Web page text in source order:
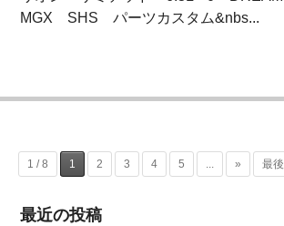
MGX SHS パーツカスタム&nbs...
1 / 8 1 2 3 4 5 ... » 最
最近の投稿